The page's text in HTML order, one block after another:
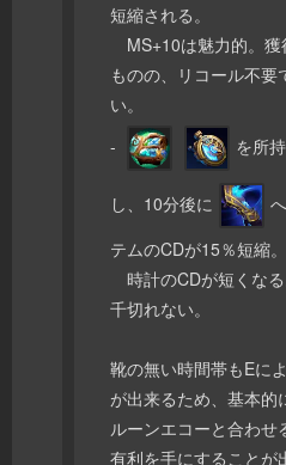
短縮される。
MS+10は魅力的。獲
ものの、リコール不要
い。
-
を所
し、10分後に
テムのCDが15％短縮。
時計のCDが短くな
千切れない。
靴の無い時間帯もEに
が出来るため、基本的
ルーンエコーと合わ
有利を手にすることが